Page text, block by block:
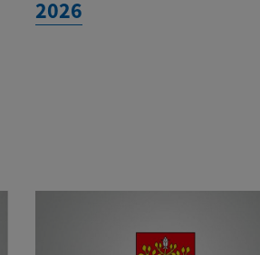
2026